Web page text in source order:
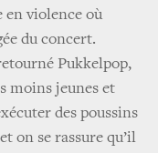
en violence où
du concert.
Pukkelpop,
moins jeunes et
des poussins
on se rassure qu’il